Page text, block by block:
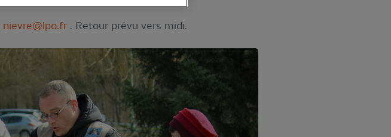
nievre@lpo.fr. Retour prévu vers midi.